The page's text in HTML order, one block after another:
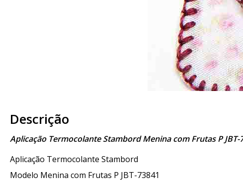
Descrição
Aplicação Termocolante Stambord Menina com Frutas P JBT-
Aplicação Termocolante Stambord
Modelo Menina com Frutas P JBT-73841